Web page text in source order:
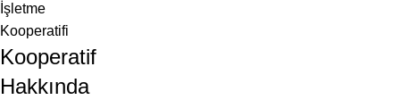
Kooperatif
Hakkında